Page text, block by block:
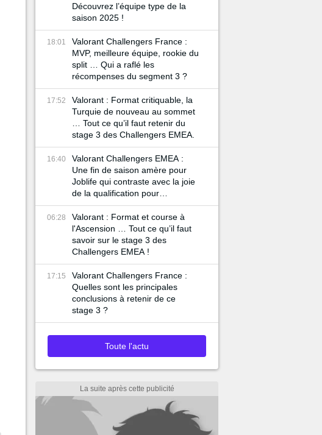
Découvrez l’équipe type de la
saison 2025 !
18:01
Valorant Challengers France :
MVP, meilleure équipe, rookie du
split … Qui a raflé les
récompenses du segment 3 ?
17:52
Valorant : Format critiquable, la
Turquie de nouveau au sommet
… Tout ce qu’il faut retenir du
stage 3 des Challengers EMEA.
16:40
Valorant Challengers EMEA :
Une fin de saison amère pour
Joblife qui contraste avec la joie
de la qualification pour
l’Ascension de Mandatory.
06:28
Valorant : Format et course à
l'Ascension … Tout ce qu’il faut
savoir sur le stage 3 des
Challengers EMEA !
17:15
Valorant Challengers France :
Quelles sont les principales
conclusions à retenir de ce
stage 3 ?
Toute l'actu